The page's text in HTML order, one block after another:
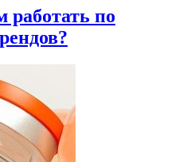
работать по